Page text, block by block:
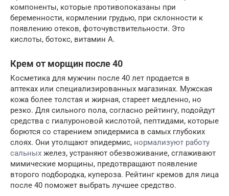
компоненты, которые противопоказаны при
беременности, кормлении грудью, при склонности к
появлению отеков, фоточувствительности. Это
кислоты, ботокс, витамин А.
Крем от морщин после 40
Косметика для мужчин после 40 лет продается в
аптеках или специализированных магазинах. Мужская
кожа более толстая и жирная, стареет медленно, но
резко. Для сильного пола, согласно рейтингу, подойдут
средства с гиалуроновой кислотой, пептидами, которые
борются со старением эпидермиса в самых глубоких
слоях. Они утолщают эпидермис, нормализуют работу
сальных желез, устраняют обезвоживание, сглаживают
мимические морщины, предотвращают появление
второго подбородка, купероза. Рейтинг кремов для лица
после 40 поможет выбрать лучшее средство.